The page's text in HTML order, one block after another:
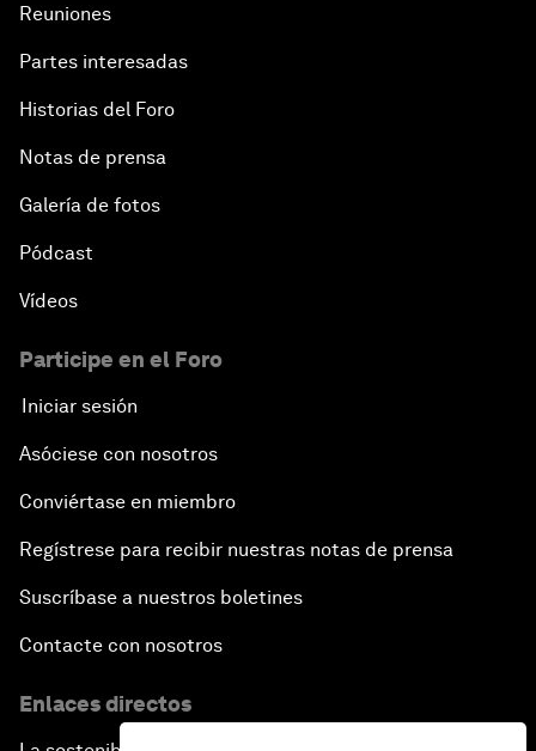
Reuniones
Partes interesadas
Historias del Foro
Notas de prensa
Galería de fotos
Pódcast
Vídeos
Participe en el Foro
Iniciar sesión
Asóciese con nosotros
Conviértase en miembro
Regístrese para recibir nuestras notas de prensa
Suscríbase a nuestros boletines
Contacte con nosotros
Enlaces directos